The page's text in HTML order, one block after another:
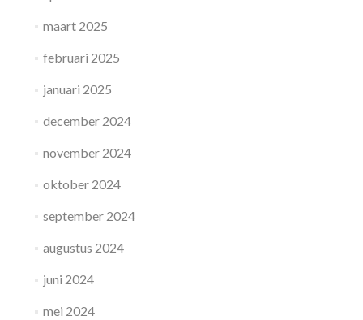
maart 2025
februari 2025
januari 2025
december 2024
november 2024
oktober 2024
september 2024
augustus 2024
juni 2024
mei 2024